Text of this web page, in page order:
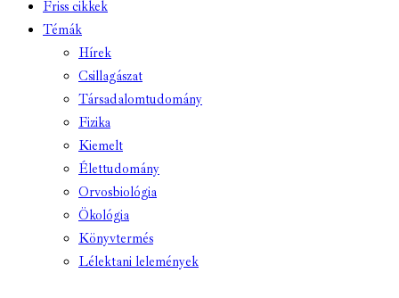
Friss cikkek
Témák
Hírek
Csillagászat
Társadalomtudomány
Fizika
Kiemelt
Élettudomány
Orvosbiológia
Ökológia
Könyvtermés
Lélektani lelemények